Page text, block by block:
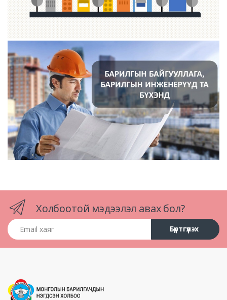
Холбоотой мэдээлэл авах бол?
Email хаяг
Бүртгүүлэх